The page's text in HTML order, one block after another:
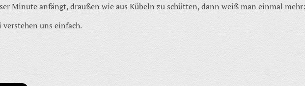
Minute anfängt, draußen wie aus Kübeln zu schütten, dann weiß man einmal mehr:
verstehen uns einfach.